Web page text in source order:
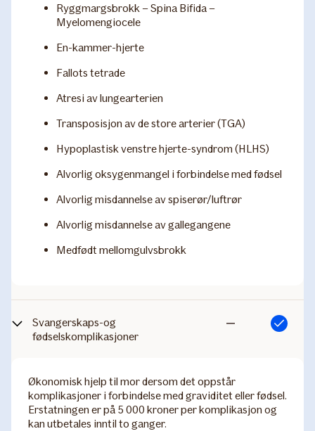
Ryggmargsbrokk – Spina Bifida –
Myelomengiocele
En-kammer-hjerte
Fallots tetrade
Atresi av lungearterien
Transposisjon av de store arterier (TGA)
Hypoplastisk venstre hjerte-syndrom (HLHS)
Alvorlig oksygenmangel i forbindelse med fødsel
Alvorlig misdannelse av spiserør/luftrør
Alvorlig misdannelse av gallegangene
Medfødt mellomgulvsbrokk
Svangerskaps-og
fødselskomplikasjoner
Inkludert
Økonomisk hjelp til mor dersom det oppstår
komplikasjoner i forbindelse med graviditet eller fødsel.
Erstatningen er på 5 000 kroner per komplikasjon og
kan utbetales inntil to ganger.